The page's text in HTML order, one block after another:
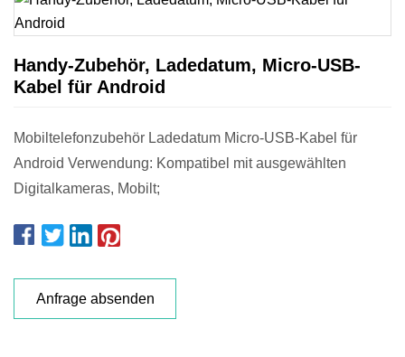
Handy-Zubehör, Ladedatum, Micro-USB-
Kabel für Android
Mobiltelefonzubehör Ladedatum Micro-USB-Kabel für
Android Verwendung: Kompatibel mit ausgewählten
Digitalkameras, Mobilt;
Anfrage absenden